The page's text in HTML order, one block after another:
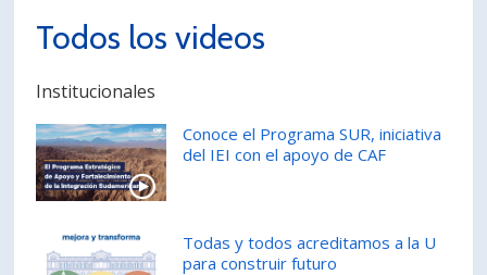
PUBLICACIONES
ENGLISH
Todos los videos
Institucionales
Conoce el Programa SUR, iniciativa
del IEI con el apoyo de CAF
Todas y todos acreditamos a la U
para construir futuro